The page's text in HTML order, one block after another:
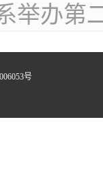
举办第
号